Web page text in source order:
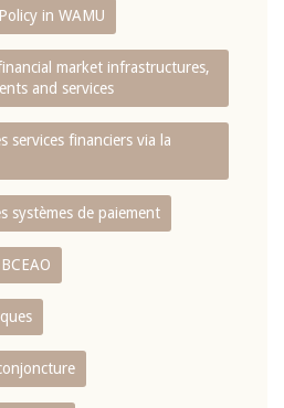
in WAMU
market infrastructures,
and services
services financiers via la
systèmes de paiement